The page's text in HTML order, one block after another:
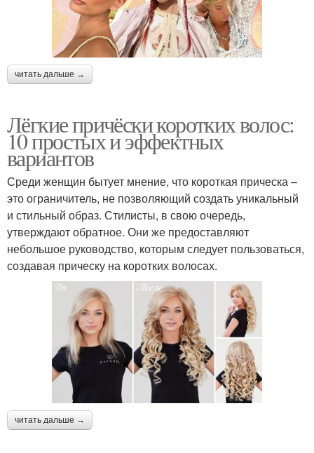
читать дальше →
Лёгкие причёски коротких волос:
10 простых и эффектных
вариантов
Среди женщин бытует мнение, что короткая прическа –
это ограничитель, не позволяющий создать уникальный
и стильный образ. Стилисты, в свою очередь,
утверждают обратное. Они же предоставляют
небольшое руководство, которым следует пользоваться,
создавая прическу на коротких волосах.
читать дальше →